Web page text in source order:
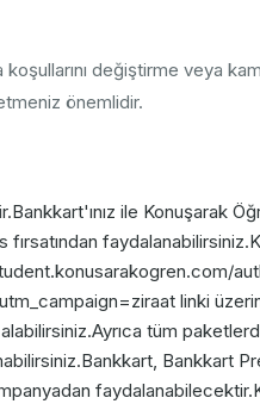
değiştirme veya
önemlidir.
ile Konuşarak
linki
alabilirsiniz.Ayrıca tüm
Bankkart